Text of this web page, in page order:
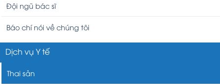
Đội ngũ bác sĩ
Báo chí nói về chúng tôi
Dịch vụ Y tế
Thai sản